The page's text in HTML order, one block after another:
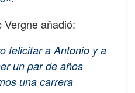
añadió:
felicitar a Antonio y a
un par de años
una carrera